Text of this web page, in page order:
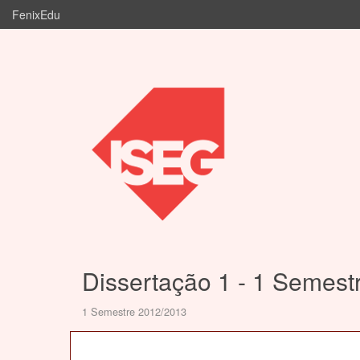
FenixEdu
Dissertação 1 - 1
1 Semestre 2012/2013